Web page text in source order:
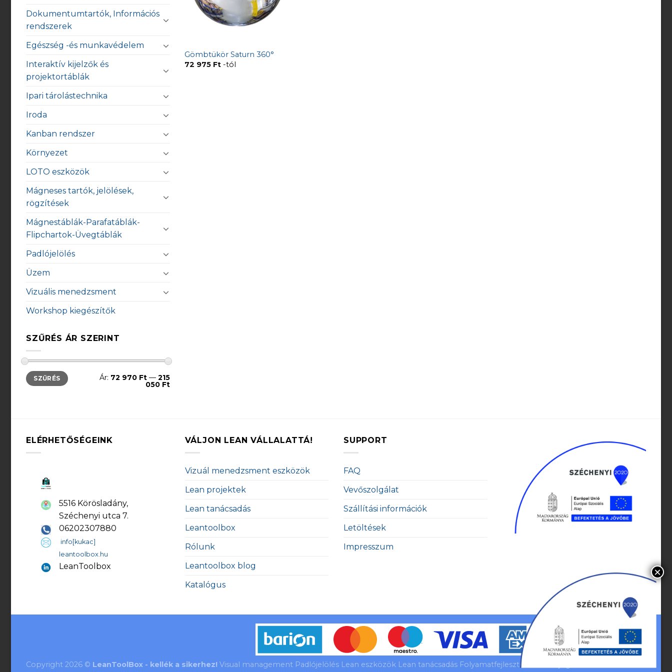
Dokumentumtartók, Információs
rendszerek
Egészség -és munkavédelem
Interaktív kijelzők és
projektortáblák
Ipari tárolástechnika
Iroda
Kanban rendszer
Környezet
LOTO eszközök
Mágneses tartók, jelölések,
rögzítések
Mágnestáblák-Parafatáblák-
Flipchartok-Üvegtáblák
Padlójelölés
Üzem
Vizuális menedzsment
Workshop kiegészítők
SZŰRÉS ÁR SZERINT
Min
ár
Max
ár
SZŰRÉS Ár: 72 970 Ft— 215
050 Ft
Gömbtükör Saturn 360°
72 975 Ft -tól
ELÉRHETŐSÉGEINK
5516 Körösladány,
Széchenyi utca 7.
06202307880
info[kukac]
leantoolbox.hu
LeanToolbox
VÁLJON LEAN VÁLLALATTÁ!
Vizuál menedzsment eszközök
Lean projektek
Lean tanácsadás
Leantoolbox
Rólunk
Leantoolbox blog
Katalógus
SUPPORT
FAQ
Vevőszolgálat
Szállítási információk
Letöltések
Impresszum
Copyright 2026 © LeanToolBox - kellék a sikerhez! Visual management Padlójelölés Lean eszközök Lean tanácsadás Folyamatfejlesztés Minden jog fenntartva